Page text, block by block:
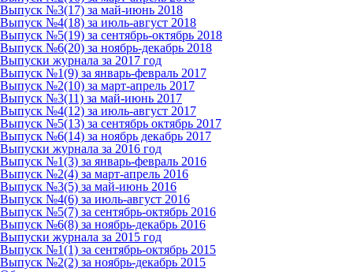
Выпуск №3(17) за май-июнь 2018
Выпуск №4(18) за июль-август 2018
Выпуск №5(19) за сентябрь-октябрь 2018
Выпуск №6(20) за ноябрь-декабрь 2018
Выпуски журнала за 2017 год
Выпуск №1(9) за январь-февраль 2017
Выпуск №2(10) за март-апрель 2017
Выпуск №3(11) за май-июнь 2017
Выпуск №4(12) за июль-август 2017
Выпуск №5(13) за сентябрь октябрь 2017
Выпуск №6(14) за ноябрь декабрь 2017
Выпуски журнала за 2016 год
Выпуск №1(3) за январь-февраль 2016
Выпуск №2(4) за март-апрель 2016
Выпуск №3(5) за май-июнь 2016
Выпуск №4(6) за июль-август 2016
Выпуск №5(7) за сентябрь-октябрь 2016
Выпуск №6(8) за ноябрь-декабрь 2016
Выпуски журнала за 2015 год
Выпуск №1(1) за сентябрь-октябрь 2015
Выпуск №2(2) за ноябрь-декабрь 2015